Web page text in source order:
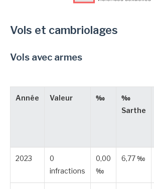
Vols et cambriolages
Vols avec armes
Année Valeur ‰
‰
Sarthe
2023
0
infractions
0,00
‰
6,77 ‰